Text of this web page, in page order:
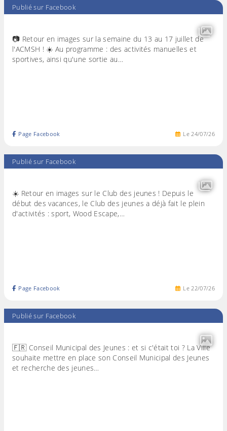
Publié sur Facebook
📷 Retour en images sur la semaine du 13 au 17 juillet de
l'ACMSH ! ☀️ Au programme : des activités manuelles et
sportives, ainsi qu'une sortie au…
Le24/07/26
Page Facebook
Publié sur Facebook
☀️ Retour en images sur le Club des jeunes ! Depuis le
début des vacances, le Club des jeunes a déjà fait le plein
d'activités : sport, Wood Escape,…
Le22/07/26
Page Facebook
Publié sur Facebook
🇫🇷 Conseil Municipal des Jeunes : et si c'était toi ? La Ville
souhaite mettre en place son Conseil Municipal des Jeunes
et recherche des jeunes…